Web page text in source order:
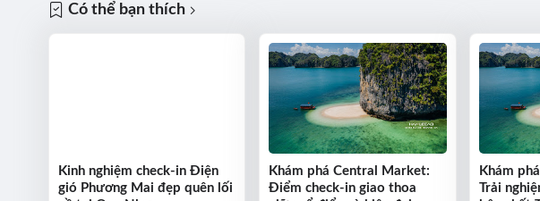
Có thể bạn thích
Kinh nghiệm check-in Điện
gió Phương Mai đẹp quên lối
Khám phá Central Market:
Điểm check-in giao thoa
Khám
Trải